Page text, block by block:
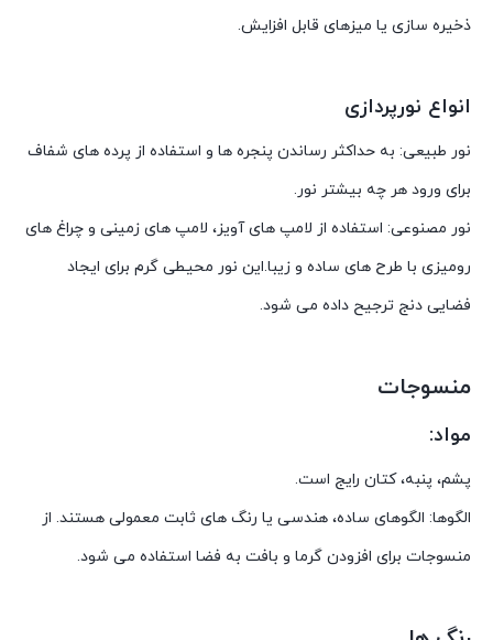
ذخیره سازی یا میزهای قابل افزایش.
انواع نورپردازی
نور طبیعی: به حداکثر رساندن پنجره ها و استفاده از پرده های شفاف
برای ورود هر چه بیشتر نور.
نور مصنوعی: استفاده از لامپ های آویز، لامپ های زمینی و چراغ های
رومیزی با طرح های ساده و زیبا.این نور محیطی گرم برای ایجاد
فضایی دنج ترجیح داده می شود.
منسوجات
مواد:
پشم، پنبه، کتان رایج است.
الگوها: الگوهای ساده، هندسی یا رنگ های ثابت معمولی هستند. از
منسوجات برای افزودن گرما و بافت به فضا استفاده می شود.